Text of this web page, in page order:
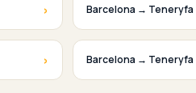
› Barcelona → Teneryfa
› Barcelona → Teneryfa